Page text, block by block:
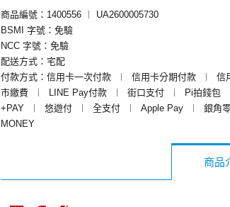
商品編號：1400556 ︱
UA2600005730
BSMI 字號：免驗
NCC 字號：免驗
配送方式：宅配
付款方式：信用卡一次付款
︱ 信用卡分期付款 ︱ 信
市繳費
︱ LINE Pay付款 ︱ 街口支付 ︱ Pi拍錢包
+PAY
︱ 悠遊付 ︱ 全支付 ︱ Apple Pay ︱ 銀角
MONEY
商品